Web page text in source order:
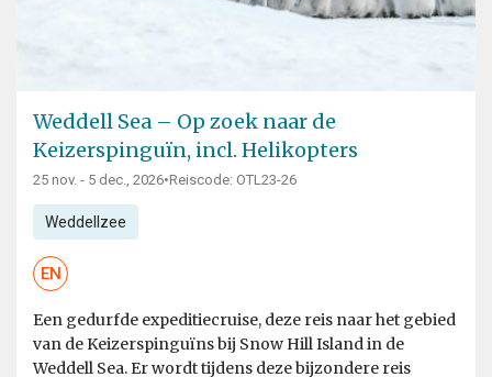
Weddell Sea – Op zoek naar de
Keizerspinguïn, incl. Helikopters
25 nov. - 5 dec., 2026•Reiscode: OTL23-26
Weddellzee
EN
Een gedurfde expeditiecruise, deze reis naar het gebied
van de Keizerspinguïns bij Snow Hill Island in de
Weddell Sea. Er wordt tijdens deze bijzondere reis